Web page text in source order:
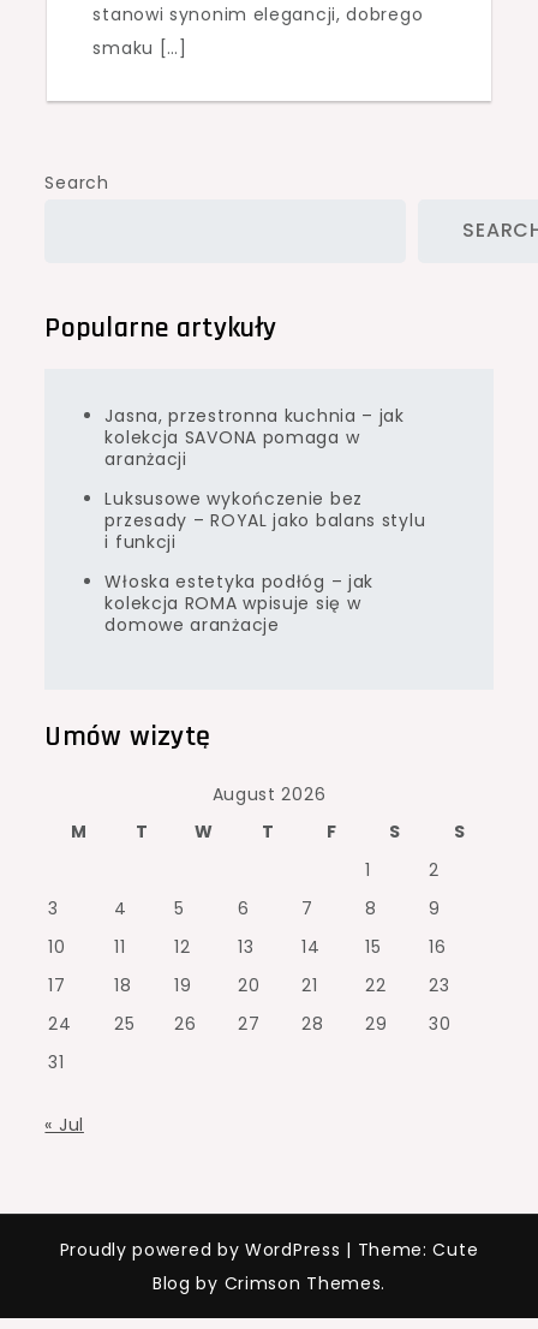
stanowi synonim elegancji, dobrego
smaku […]
Search
Popularne artykuły
Jasna, przestronna kuchnia – jak
kolekcja SAVONA pomaga w
aranżacji
Luksusowe wykończenie bez
przesady – ROYAL jako balans stylu
i funkcji
Włoska estetyka podłóg – jak
kolekcja ROMA wpisuje się w
domowe aranżacje
Umów wizytę
August 2026
M
T W T F S
S
1
2
3
4 5 6 7 8
9
10
11 12 13 14 15
16
17
18 19 20 21 22
23
24
25 26 27 28 29
30
31
« Jul
Proudly powered by WordPress | Theme: Cute
Blog by Crimson Themes.